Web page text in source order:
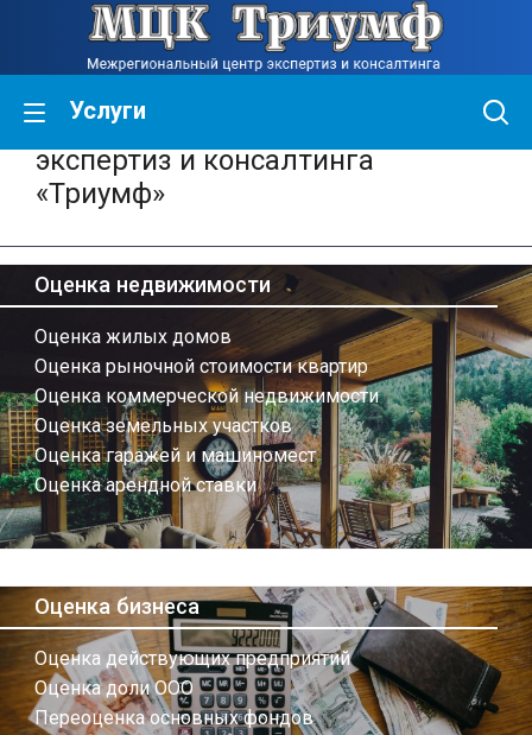
Услуги
Межрегиональный центр
экспертиз и консалтинга
«Триумф»
Оценка недвижимости
Оценка жилых домов
Оценка рыночной стоимости квартир
Оценка коммерческой недвижимости
Оценка земельных участков
Оценка гаражей и машиномест
Оценка арендной ставки
Оценка бизнеса
Оценка действующих предприятий
Оценка доли ООО
Переоценка основных фондов